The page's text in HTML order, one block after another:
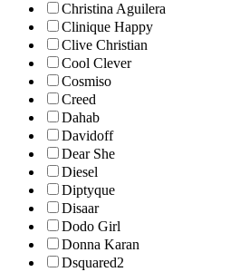
Christina Aguilera
Clinique Happy
Clive Christian
Cool Clever
Cosmiso
Creed
Dahab
Davidoff
Dear She
Diesel
Diptyque
Disaar
Dodo Girl
Donna Karan
Dsquared2